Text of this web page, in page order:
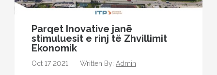
Parqet Inovative janë
stimuluesit e rinj të Zhvillimit
Ekonomik
Oct 17 2021 Written By: Admin